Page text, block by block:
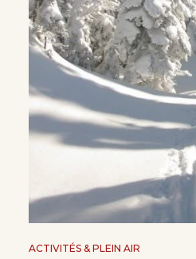
ACTIVITÉS & PLEIN AIR